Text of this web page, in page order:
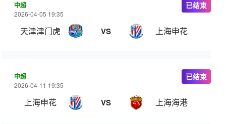
中超
2026-04-05 19:35
天津津门虎 VS 上海申花
已结束
中超
2026-04-11 19:35
上海申花 VS 上海海港
已结束